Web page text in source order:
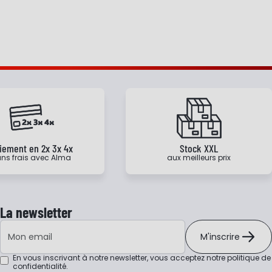
en 2x 3x 4x
frais avec Alma
Stock XXL
aux meilleurs prix
La newsletter
Adresse e-mail
M'inscrire
En vous inscrivant à notre newsletter, vous acceptez notrepolitique de
confidentialité.